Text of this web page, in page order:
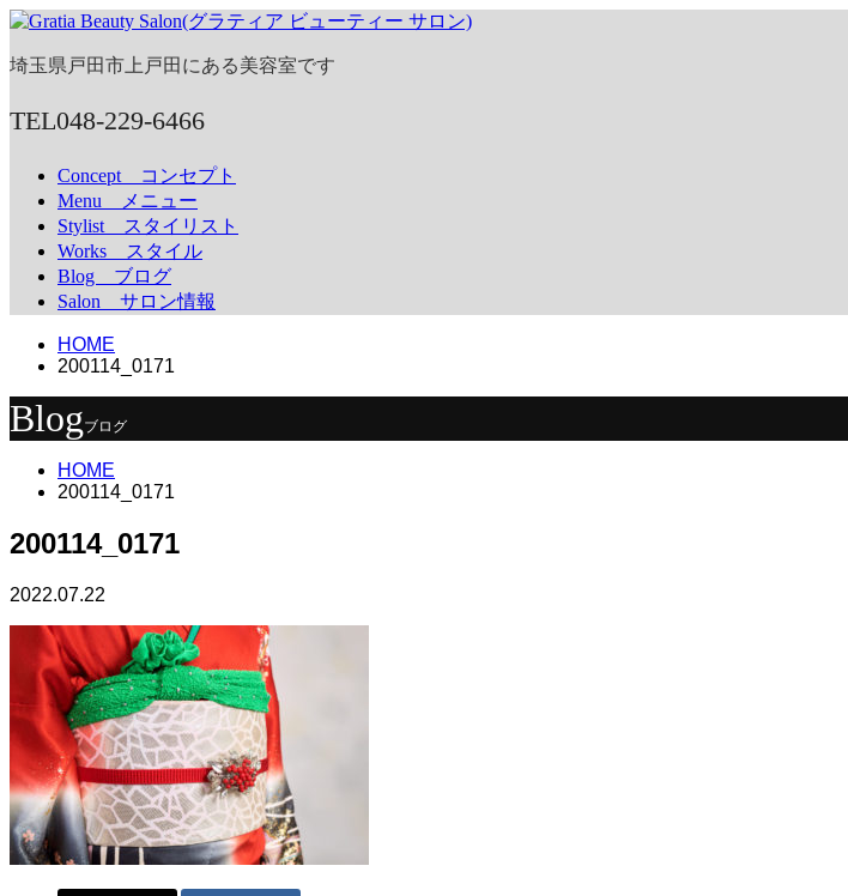
埼玉県戸田市上戸田にある美容室です
TEL048-229-6466
Concept
コンセプト
Menu
メニュー
Stylist
スタイリスト
Works
スタイル
Blog ブログ
Salon サロン情報
HOME
200114_0171
Blogブログ
HOME
200114_0171
200114_0171
2022.07.22